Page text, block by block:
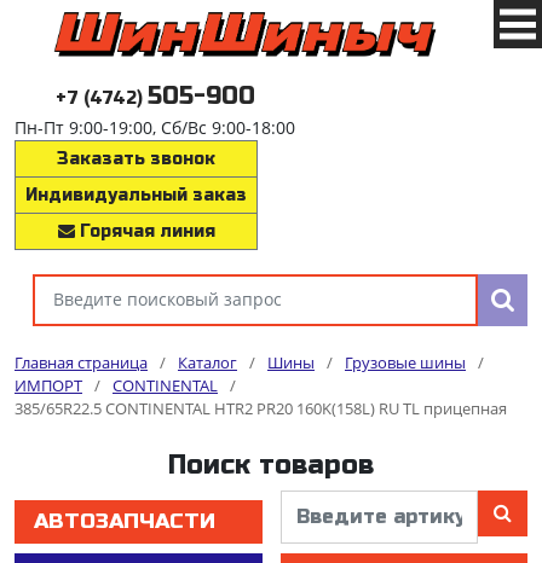
+7 (4742) 505-900
Пн-Пт 9:00-19:00, Сб/Вс 9:00-18:00
Заказать звонок
Индивидуальный заказ
Горячая линия
Главная страница / Каталог / Шины / Грузовые шины
/
ИМПОРТ / CONTINENTAL /
385/65R22.5 CONTINENTAL HTR2 PR20 160K(158L) RU TL прицепная
Поиск товаров
АВТОЗАПЧАСТИ